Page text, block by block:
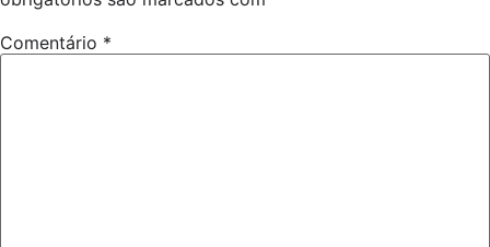
Comentário *